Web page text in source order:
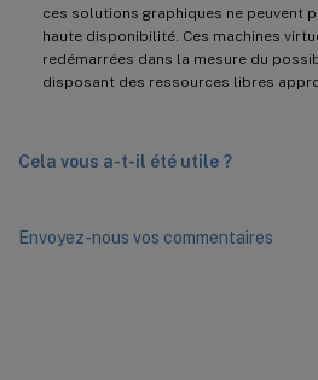
ces solutions graphiques ne peuvent
haute disponibilité. Ces machines
redémarrées dans la mesure du
disposant des ressources libres
Cela vous a-t-il été utile ?
Envoyez-nous vos commentaires